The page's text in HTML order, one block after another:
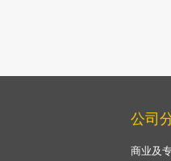
公司
商业及